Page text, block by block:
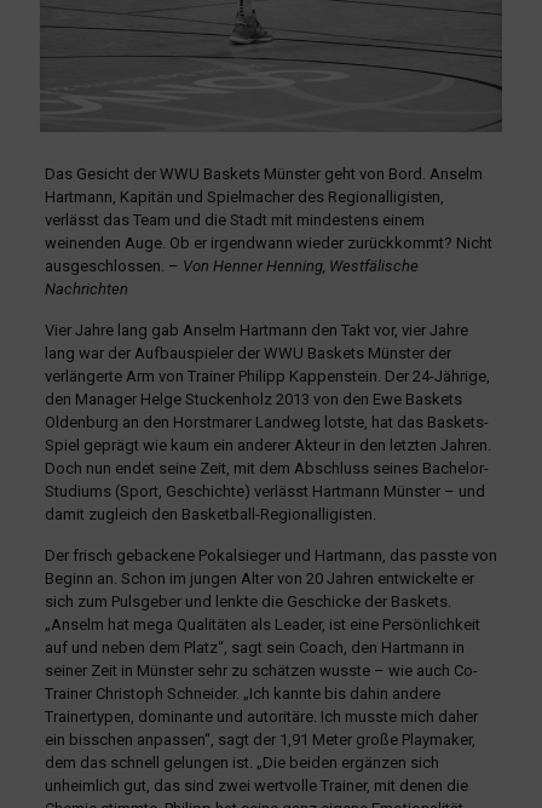
Das Gesicht der WWU Baskets Münster geht von Bord. Anselm
Hartmann, Kapitän und Spielmacher des Regionalligisten,
verlässt das Team und die Stadt mit mindestens einem
weinenden Auge. Ob er irgendwann wieder zurückkommt? Nicht
ausgeschlossen. – Von Henner Henning, Westfälische
Nachrichten
Vier Jahre lang gab Anselm Hartmann den Takt vor, vier Jahre
lang war der Aufbauspieler der WWU Baskets Münster der
verlängerte Arm von Trainer Philipp Kappenstein. Der 24-Jährige,
den Manager Helge Stuckenholz 2013 von den Ewe Baskets
Oldenburg an den Horstmarer Landweg lotste, hat das Baskets-
Spiel geprägt wie kaum ein anderer Akteur in den letzten Jahren.
Doch nun endet seine Zeit, mit dem Abschluss seines Bachelor-
Studiums (Sport, Geschichte) verlässt Hartmann Münster – und
damit zugleich den Basketball-Regionalligisten.
Der frisch gebackene Pokalsieger und Hartmann, das passte von
Beginn an. Schon im jungen Alter von 20 Jahren entwickelte er
sich zum Pulsgeber und lenkte die Geschicke der Baskets.
„Anselm hat mega Qualitäten als Leader, ist eine Persönlichkeit
auf und neben dem Platz“, sagt sein Coach, den Hartmann in
seiner Zeit in Münster sehr zu schätzen wusste – wie auch Co-
Trainer Christoph Schneider. „Ich kannte bis dahin andere
Trainertypen, dominante und autoritäre. Ich musste mich daher
ein bisschen anpassen“, sagt der 1,91 Meter große Playmaker,
dem das schnell gelungen ist. „Die beiden ergänzen sich
unheimlich gut, das sind zwei wertvolle Trainer, mit denen die